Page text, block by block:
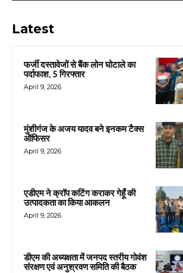
Latest
फर्जी दस्तावेजों से बैंक लोन घोटाले का
पर्दाफाश, 5 गिरफ्तार
April 9, 2026
मुंशीगंज के अजय यादव बने इनकम टैक्स
ऑफिसर
April 9, 2026
एडीएम ने क्रॉप कटिंग कराकर गेहूँ की
उत्पादकता का किया आकलन
April 9, 2026
डीएम की अध्यक्षता में जनपद स्तरीय गोवंश
संरक्षण एवं अनुश्रवण समिति की बैठक